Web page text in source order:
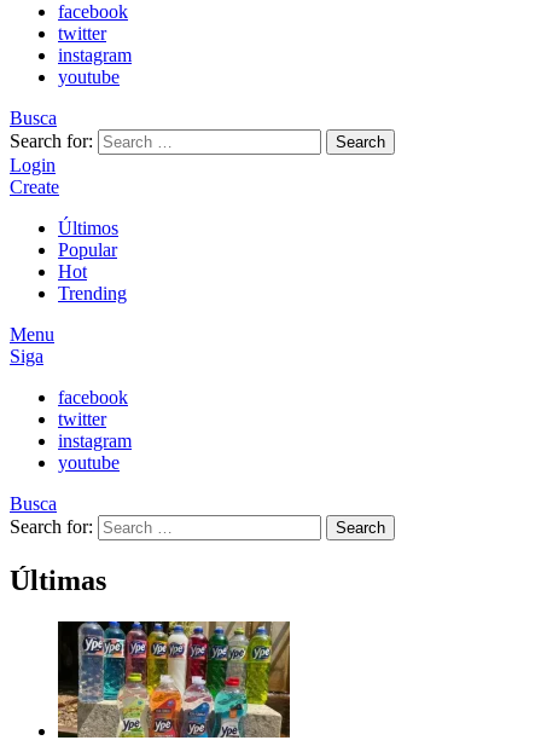
facebook
twitter
instagram
youtube
Busca
Search for:
Search
Login
Create
Últimos
Popular
Hot
Trending
Menu
Siga
facebook
twitter
instagram
youtube
Busca
Search for:
Search
Últimas